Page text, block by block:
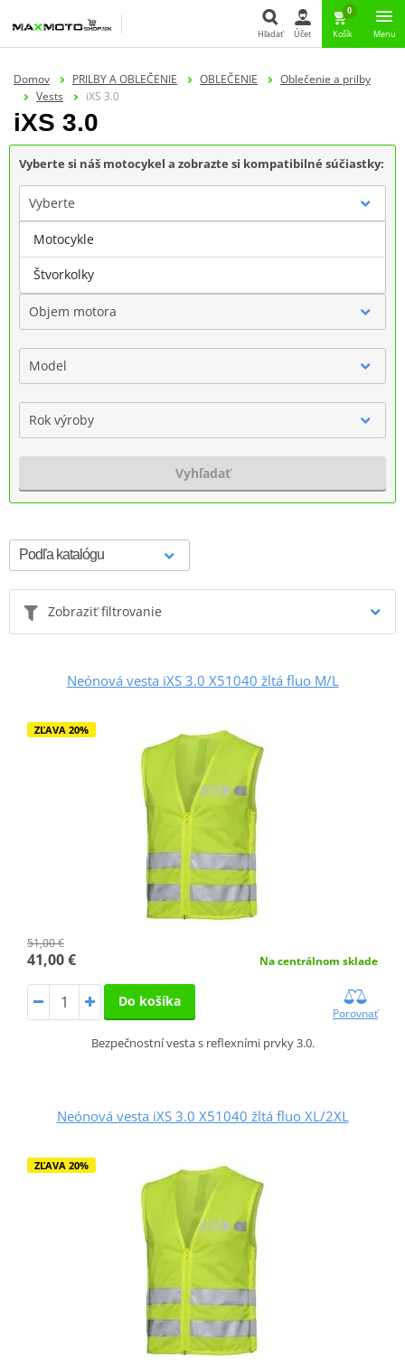
Hľadať
Hľadať Účet
0
Košík Menu
Domov PRILBY A OBLEČENIE OBLEČENIE
Oblečenie a prilby
Vests
iXS 3.0
iXS 3.0
Vyberte si náš motocykel a zobrazte si kompatibilné súčiastky:
Vyberte
Značka
Objem motora
Model
Rok výroby
Vyhľadať
Zobraziť filtrovanie
Neónová vesta iXS 3.0 X51040 žltá fluo M/L
ZĽAVA 20%
51,00 €
41,00 € Na centrálnom sklade
Do košíka
Porovnať
Bezpečnostní vesta s reflexními prvky 3.0.
Neónová vesta iXS 3.0 X51040 žltá fluo XL/2XL
ZĽAVA 20%
Motocykle
Štvorkolky